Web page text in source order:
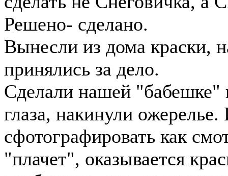
Решено- сделано.
Вынесли из дома краски,
принялись за дело.
Сделали нашей "бабешке"
глаза, накинули ожерелье.
сфотографировать как
"плачет", оказывается